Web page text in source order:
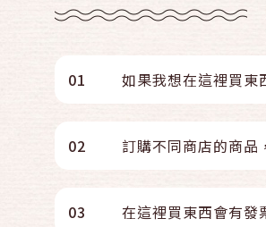
01 如果我想在這裡買東
02 訂購不同商店的商品
03 在這裡買東西會有發